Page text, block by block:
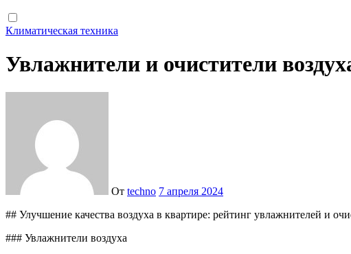
Климатическая техника
Увлажнители и очистители
От techno 7 апреля 2024
## Улучшение качества воздуха в квартире: рейтинг увлажнителей и
### Увлажнители воздуха